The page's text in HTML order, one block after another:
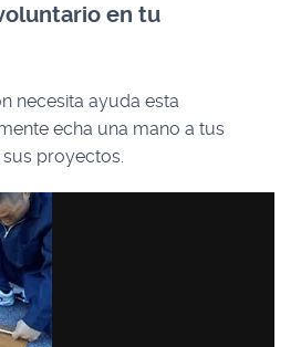
en tu
necesita ayuda esta
echa una mano a tus
proyectos.